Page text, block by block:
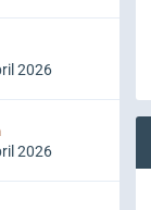
2026
2026